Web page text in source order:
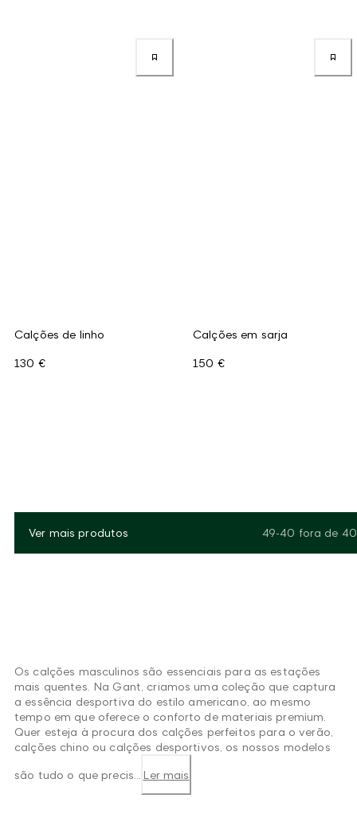
Calções de linho
130 €
Calções em sarja
150 €
Ver mais produtos 49-40 fora de 40
Os calções masculinos são essenciais para as estações
mais quentes. Na Gant, criamos uma coleção que captura
a essência desportiva do estilo americano, ao mesmo
tempo em que oferece o conforto de materiais premium.
Quer esteja à procura dos calções perfeitos para o verão,
calções chino ou calções desportivos, os nossos modelos
são tudo o que precis... Ler mais